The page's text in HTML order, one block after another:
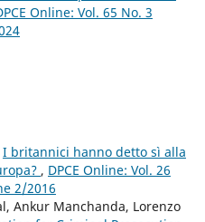
Online: Vol. 65 No. 3
I britannici hanno detto sì alla
, DPCE Online: Vol. 26
2/2016
Ankur Manchanda, Lorenzo